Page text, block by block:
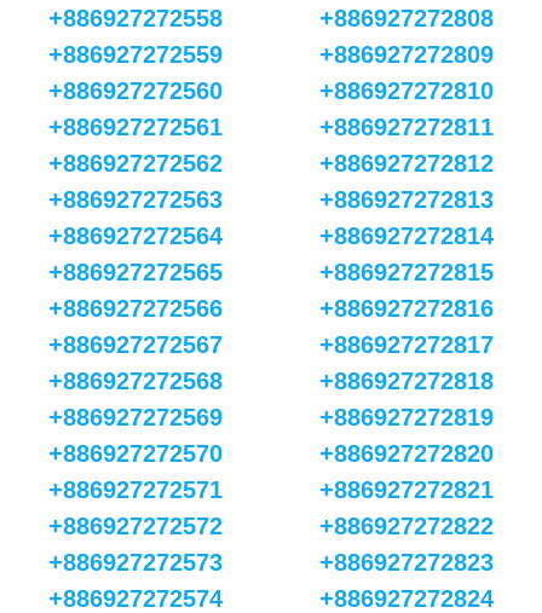
+886927272558
+886927272559
+886927272560
+886927272561
+886927272562
+886927272563
+886927272564
+886927272565
+886927272566
+886927272567
+886927272568
+886927272569
+886927272570
+886927272571
+886927272572
+886927272573
+886927272574
+886927272808
+886927272809
+886927272810
+886927272811
+886927272812
+886927272813
+886927272814
+886927272815
+886927272816
+886927272817
+886927272818
+886927272819
+886927272820
+886927272821
+886927272822
+886927272823
+886927272824